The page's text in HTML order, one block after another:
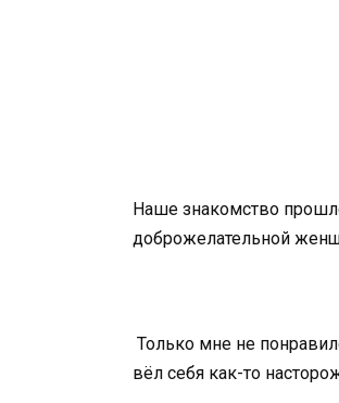
Наше знакомство
доброжелательной
Только мне не
вёл себя как-то